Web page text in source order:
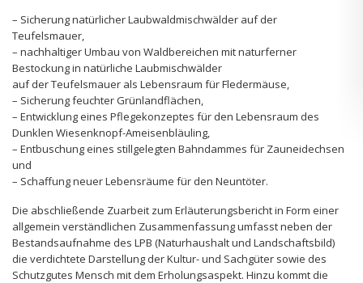
– Sicherung natürlicher Laubwaldmischwälder auf der
Teufelsmauer,
– nachhaltiger Umbau von Waldbereichen mit naturferner
Bestockung in natürliche Laubmischwälder
auf der Teufelsmauer als Lebensraum für Fledermäuse,
– Sicherung feuchter Grünlandflächen,
– Entwicklung eines Pflegekonzeptes für den Lebensraum des
Dunklen Wiesenknopf-Ameisenbläuling,
– Entbuschung eines stillgelegten Bahndammes für Zauneidechsen
und
– Schaffung neuer Lebensräume für den Neuntöter.
Die abschließende Zuarbeit zum Erläuterungsbericht in Form einer
allgemein verständlichen Zusammenfassung umfasst neben der
Bestandsaufnahme des LPB (Naturhaushalt und Landschaftsbild)
die verdichtete Darstellung der Kultur- und Sachgüter sowie des
Schutzgutes Mensch mit dem Erholungsaspekt. Hinzu kommt die